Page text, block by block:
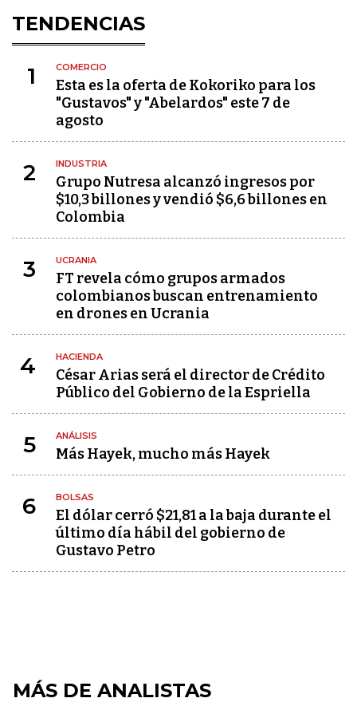
TENDENCIAS
1 COMERCIO
Esta es la oferta de Kokoriko para los
"Gustavos" y "Abelardos" este 7 de
agosto
2 INDUSTRIA
Grupo Nutresa alcanzó ingresos por
$10,3 billones y vendió $6,6 billones en
Colombia
3 UCRANIA
FT revela cómo grupos armados
colombianos buscan entrenamiento
en drones en Ucrania
4 HACIENDA
César Arias será el director de Crédito
Público del Gobierno de la Espriella
5 ANÁLISIS
Más Hayek, mucho más Hayek
6 BOLSAS
El dólar cerró $21,81 a la baja durante el
último día hábil del gobierno de
Gustavo Petro
MÁS DE ANALISTAS